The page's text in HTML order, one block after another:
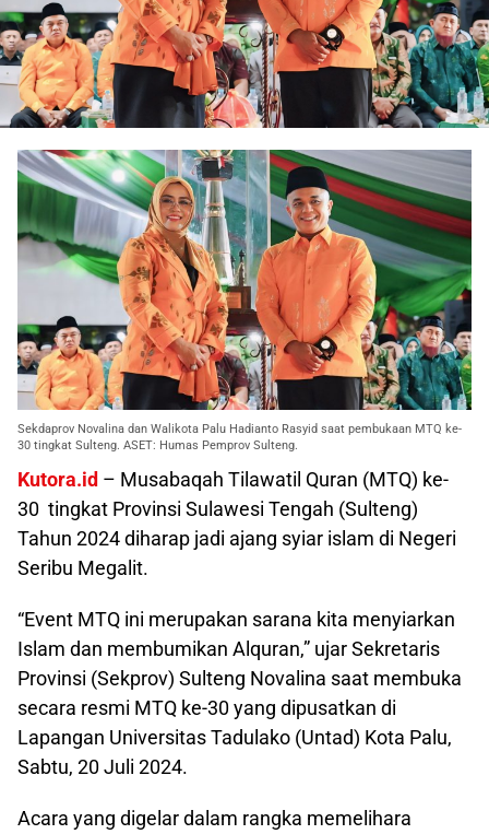
Sekdaprov Novalina dan Walikota Palu Hadianto Rasyid saat pembukaan MTQ ke-
30 tingkat Sulteng. ASET: Humas Pemprov Sulteng.
Kutora.id – Musabaqah Tilawatil Quran (MTQ) ke-
30 tingkat Provinsi Sulawesi Tengah (Sulteng)
Tahun 2024 diharap jadi ajang syiar islam di Negeri
Seribu Megalit.
“Event MTQ ini merupakan sarana kita menyiarkan
Islam dan membumikan Alquran,” ujar Sekretaris
Provinsi (Sekprov) Sulteng Novalina saat membuka
secara resmi MTQ ke-30 yang dipusatkan di
Lapangan Universitas Tadulako (Untad) Kota Palu,
Sabtu, 20 Juli 2024.
Acara yang digelar dalam rangka memelihara